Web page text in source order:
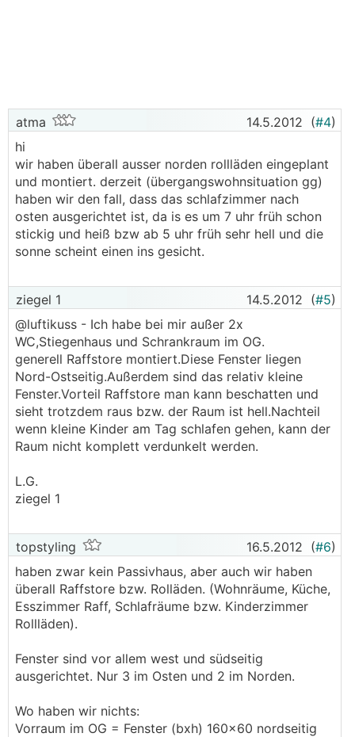
atma 14.5.2012 (#4)
hi
wir haben überall ausser norden rollläden eingeplant
und montiert. derzeit (übergangswohnsituation gg)
haben wir den fall, dass das schlafzimmer nach
osten ausgerichtet ist, da is es um 7 uhr früh schon
stickig und heiß bzw ab 5 uhr früh sehr hell und die
sonne scheint einen ins gesicht.
ziegel 1 14.5.2012 (#5)
@luftikuss - Ich habe bei mir außer 2x
WC,Stiegenhaus und Schrankraum im OG.
generell Raffstore montiert.Diese Fenster liegen
Nord-Ostseitig.Außerdem sind das relativ kleine
Fenster.Vorteil Raffstore man kann beschatten und
sieht trotzdem raus bzw. der Raum ist hell.Nachteil
wenn kleine Kinder am Tag schlafen gehen, kann der
Raum nicht komplett verdunkelt werden.
L.G.
ziegel 1
topstyling 16.5.2012 (#6)
haben zwar kein Passivhaus, aber auch wir haben
überall Raffstore bzw. Rolläden. (Wohnräume, Küche,
Esszimmer Raff, Schlafräume bzw. Kinderzimmer
Rollläden).
Fenster sind vor allem west und südseitig
ausgerichtet. Nur 3 im Osten und 2 im Norden.
Wo haben wir nichts:
Vorraum im OG = Fenster (bxh) 160x60 nordseitig